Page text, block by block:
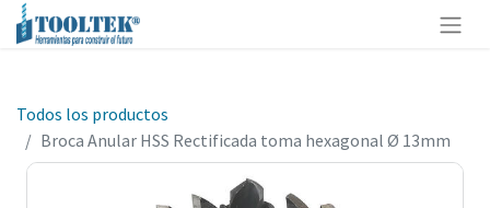
Todos los productos
Broca Anular HSS Rectificada toma hexagonal Ø 13mm